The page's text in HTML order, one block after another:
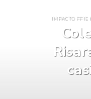
IMPACTO